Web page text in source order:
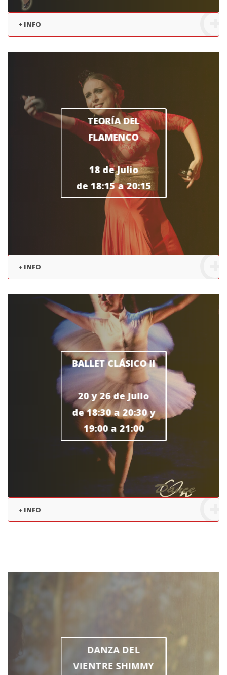
+ INFO
TEORÍA DEL
FLAMENCO
18 de Julio
de 18:15 a 20:15
+ INFO
BALLET CLÁSICO II
20 y 26 de Julio
de 18:30 a 20:30 y
19:00 a 21:00
+ INFO
DANZA DEL
VIENTRE SHIMMY